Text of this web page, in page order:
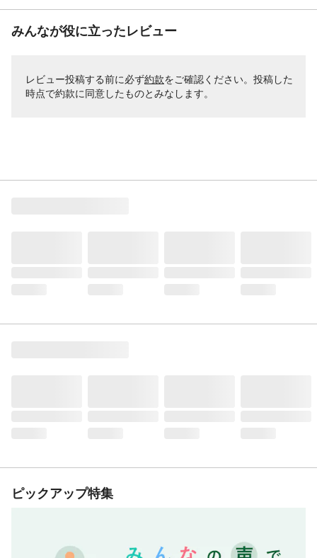
みんなが役に立ったレビュー
レビュー投稿する前に必ず約款をご確認ください。投稿した
時点で約款に同意したものとみなします。
ピックアップ特集